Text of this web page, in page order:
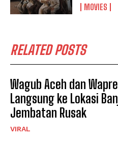
MOVIES
RELATED POSTS
Wagub Aceh dan
Langsung ke Lokasi
Jembatan Rusak
VIRAL